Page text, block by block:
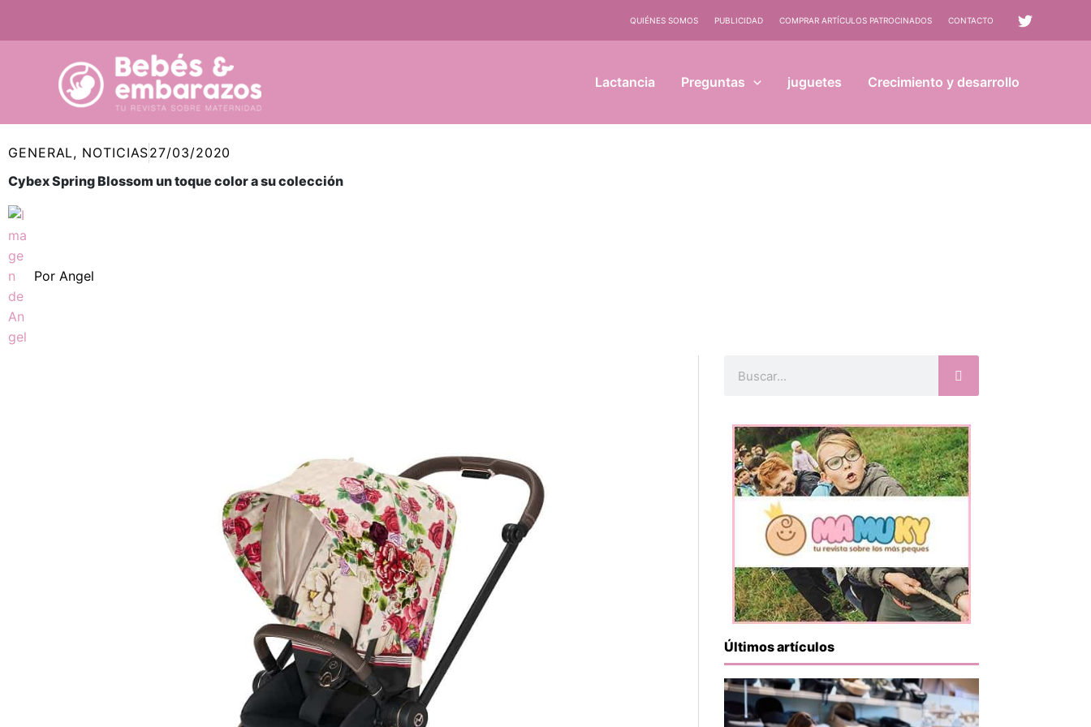
QUIÉNES SOMOS PUBLICIDAD COMPRAR ARTÍCULOS PATROCINADOS CONTACTO
Lactancia Preguntas juguetes Crecimiento y desarrollo
GENERAL, NOTICIAS27/03/2020
Cybex Spring Blossom un toque color a su colección
Por Angel
Últimos artículos